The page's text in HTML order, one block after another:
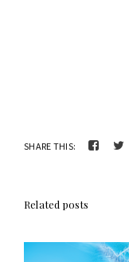
SHARE THIS:
Related posts